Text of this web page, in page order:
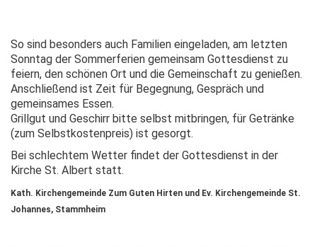
So sind besonders auch Familien eingeladen, am letzten
Sonntag der Sommerferien gemeinsam Gottesdienst zu
feiern, den schönen Ort und die Gemeinschaft zu genießen.
Anschließend ist Zeit für Begegnung, Gespräch und
gemeinsames Essen.
Grillgut und Geschirr bitte selbst mitbringen, für Getränke
(zum Selbstkostenpreis) ist gesorgt.
Bei schlechtem Wetter findet der Gottesdienst in der
Kirche St. Albert statt.
Kath. Kirchengemeinde Zum Guten Hirten und Ev. Kirchengemeinde St.
Johannes, Stammheim